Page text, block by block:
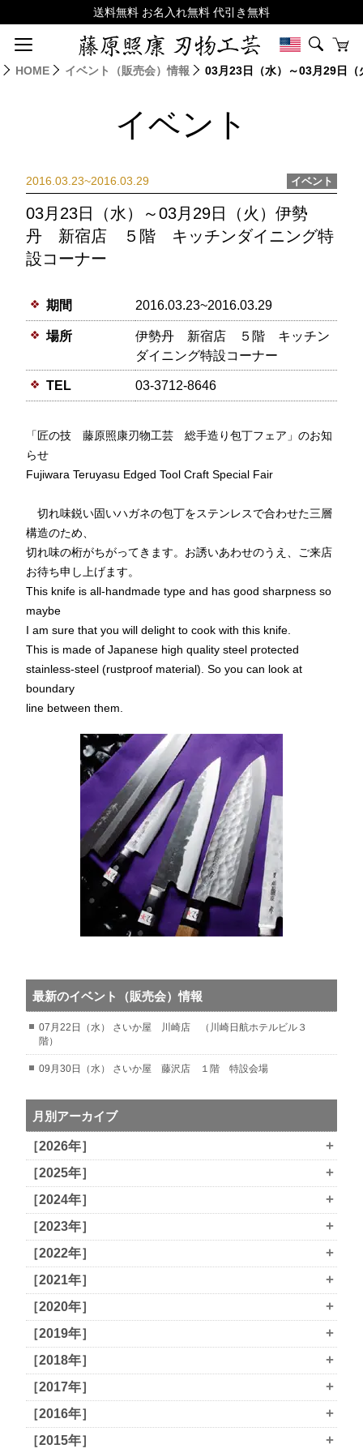
HOME イベント（販売会）情報 03月23日（水）～03月29日
イベント
2016.03.23~2016.03.29 イベント
03月23日（水）～03月29日（火）伊勢
丹 新宿店 ５階 キッチンダイニング特
設コーナー
期間 2016.03.23~2016.03.29
場所
伊勢丹 新宿店 ５階 キッチン
ダイニング特設コーナー
TEL 03-3712-8646
「匠の技 藤原照康刃物工芸 総手造り包丁フェア」のお知
らせ
Fujiwara Teruyasu Edged Tool Craft Special Fair
切れ味鋭い固いハガネの包丁をステンレスで合わせた三層
構造のため、
切れ味の桁がちがってきます。お誘いあわせのうえ、ご来店
お待ち申し上げます。
This knife is all-handmade type and has good sharpness so
maybe
I am sure that you will delight to cook with this knife.
This is made of Japanese high quality steel protected
stainless-steel (rustproof material). So you can look at
boundary
line between them.
最新のイベント（販売会）情報
07月22日（水） さいか屋 川崎店 （川崎日航ホテルビル３
階）
09月30日（水） さいか屋 藤沢店 １階 特設会場
月別アーカイブ
［2026年］ +
［2025年］ +
［2024年］ +
［2023年］ +
［2022年］ +
［2021年］ +
［2020年］ +
［2019年］ +
［2018年］ +
［2017年］ +
［2016年］ +
［2015年］ +